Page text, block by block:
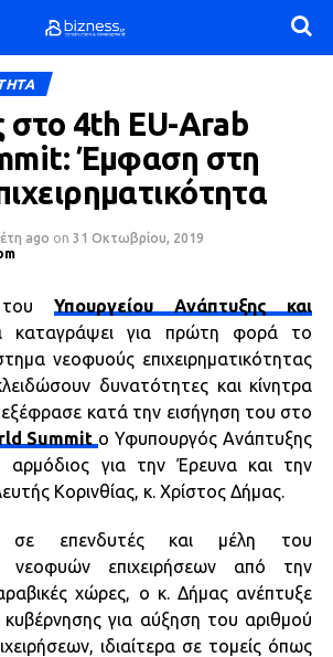
στο 4th EU-Arab
Έμφαση στη
ago on 31 Οκτωβρίου, 2019
του Υπουργείου Ανάπτυξης και
για πρώτη φορά το
νεοφυούς επιχειρηματικότητας
δυνατότητες και κίνητρα
κατά την εισήγηση του στο
Summit ο Υφυπουργός Ανάπτυξης
αρμόδιος για την Έρευνα και την
Κορινθίας, κ. Χρίστος Δήμας.
σε επενδυτές και μέλη του
νεοφυών επιχειρήσεων από την
χώρες, ο κ. Δήμας ανέπτυξε
κυβέρνησης για αύξηση του αριθμού
ιδιαίτερα σε τομείς όπως